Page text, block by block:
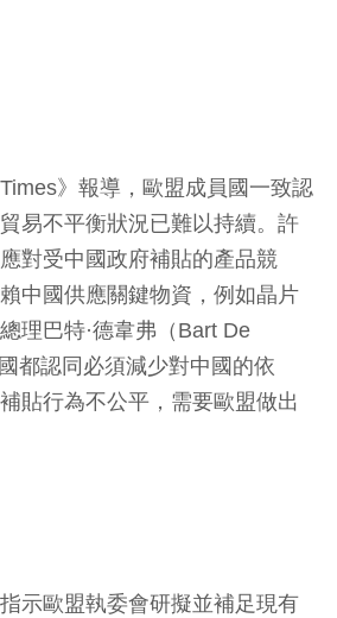
》報導，歐盟成員國一致認
易不平衡狀況已難以持續。許
對受中國政府補貼的產品競
中國供應關鍵物資，例如晶片
理巴特·德韋弗（Bart De
都認同必須減少對中國的依
貼行為不公平，需要歐盟做出
示歐盟執委會研擬並補足現有